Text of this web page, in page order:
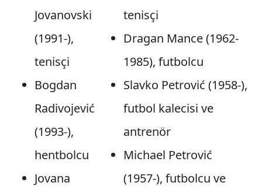
Jovanovski
(1991-),
tenisçi
Bogdan
Radivojević
(1993-),
hentbolcu
Jovana
tenisçi
Dragan Mance (1962-
1985), futbolcu
Slavko Petrović (1958-),
futbol kalecisi ve
antrenör
Michael Petrović
(1957-), futbolcu ve